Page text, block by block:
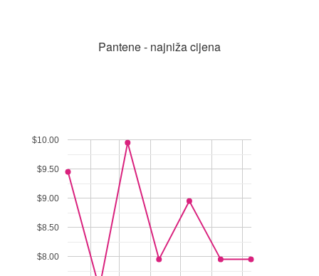
Pantene - najniža cijena
$8.00
$8.50
$9.00
$9.50
$10.00